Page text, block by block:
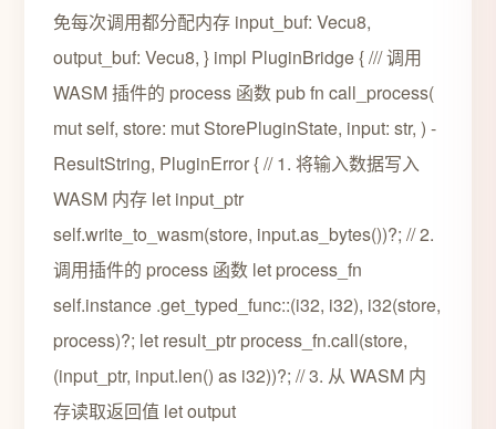
免每次调用都分配内存 input_buf: Vecu8,
output_buf: Vecu8, } impl PluginBridge { /// 调用
WASM 插件的 process 函数 pub fn call_process(
mut self, store: mut StorePluginState, input: str, ) -
ResultString, PluginError { // 1. 将输入数据写入
WASM 内存 let input_ptr
self.write_to_wasm(store, input.as_bytes())?; // 2.
调用插件的 process 函数 let process_fn
self.instance .get_typed_func::(i32, i32), i32(store,
process)?; let result_ptr process_fn.call(store,
(input_ptr, input.len() as i32))?; // 3. 从 WASM 内
存读取返回值 let output